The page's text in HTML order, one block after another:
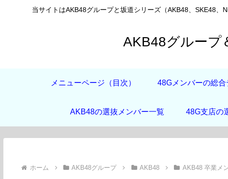
当サイトはAKB48グループと坂道シリーズ（AKB48、SKE48
AKB48グループ
メニューページ（目次） 48Gメンバーの総合
AKB48の選抜メンバー一覧 48G支店の
ホーム AKB48グループ AKB48 AKB48 卒業メ